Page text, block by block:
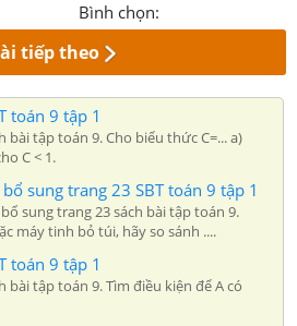
Bình chọn:
tiếp theo
toán 9 tập 1
bài tập toán 9. Cho biểu thức C=... a)
C < 1.
sung trang 23 SBT toán 9 tập 1
sung trang 23 sách bài tập toán 9.
máy tinh bỏ túi, hãy so sánh ....
toán 9 tập 1
bài tập toán 9. Tìm điều kiện để A có